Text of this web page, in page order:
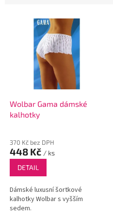
Wolbar Gama dámské
kalhotky
370 Kč bez DPH
448 Kč / ks
DETAIL
Dámské luxusní šortkové
kalhotky Wolbar s vyšším
sedem.